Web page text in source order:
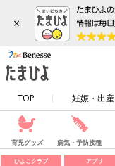
×
TOP 妊娠・出産
育児グッズ 病気・予防接種
ひよこクラブ アプリ